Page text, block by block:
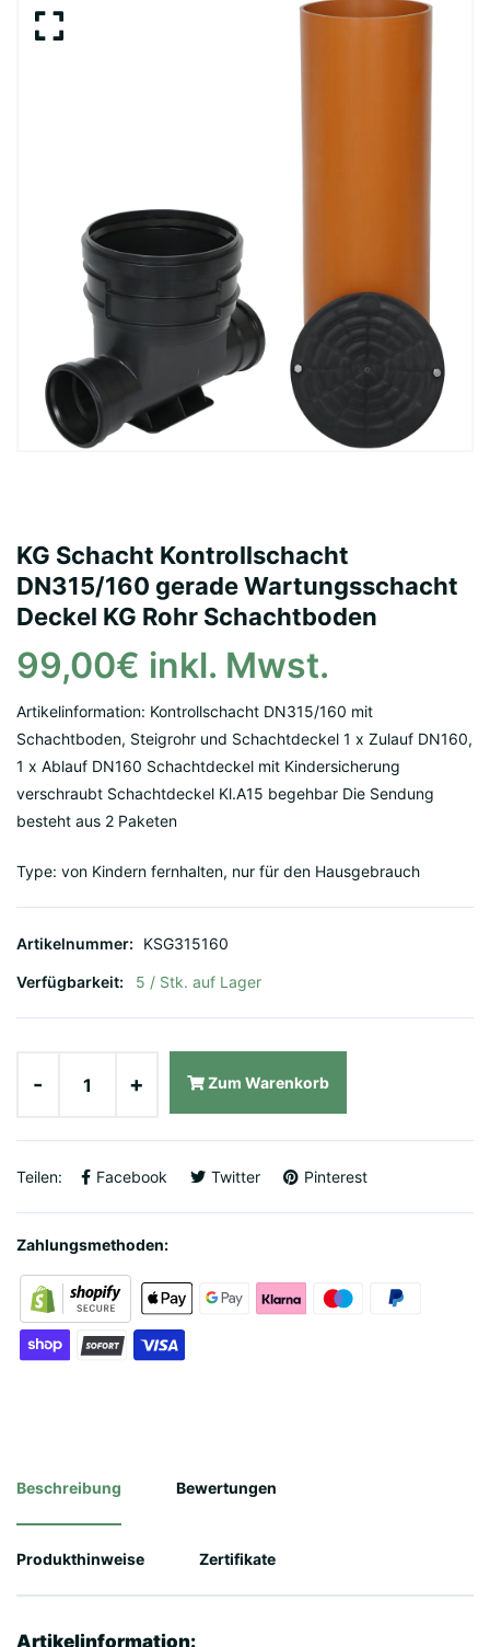
KG Schacht Kontrollschacht
DN315/160 gerade Wartungsschacht
Deckel KG Rohr Schachtboden
99,00€ inkl. Mwst.
Artikelinformation: Kontrollschacht DN315/160 mit
Schachtboden, Steigrohr und Schachtdeckel 1 x Zulauf DN160,
1 x Ablauf DN160 Schachtdeckel mit Kindersicherung
verschraubt Schachtdeckel Kl.A15 begehbar Die Sendung
besteht aus 2 Paketen
Type: von Kindern fernhalten, nur für den Hausgebrauch
Artikelnummer: KSG315160
Verfügbarkeit: 5 / Stk. auf Lager
- + Zum Warenkorb
Teilen: Facebook Twitter Pinterest
Zahlungsmethoden:
Beschreibung Bewertungen
Produkthinweise Zertifikate
Artikelinformation: